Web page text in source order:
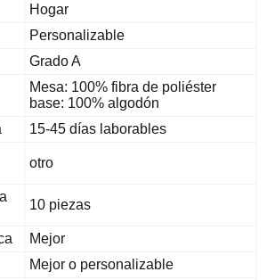
Hogar
Personalizable
Grado A
Mesa: 100% fibra de poliéster
base: 100% algodón
15-45 días laborables
otro
10 piezas
Mejor
Mejor o personalizable